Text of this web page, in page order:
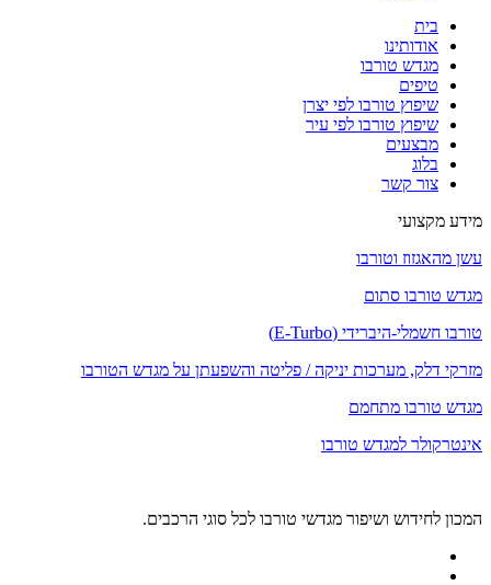
בית
אודותינו
מגדש טורבו
טיפים
שיפוץ טורבו לפי יצרן
שיפוץ טורבו לפי עיר
מבצעים
בלוג
צור קשר
מידע מקצועי
עשן מהאגזוז וטורבו
מגדש טורבו סתום
טורבו חשמלי-היברידי (E-Turbo)
מזרקי דלק, מערכות יניקה / פליטה והשפעתן על מגדש הטורבו
מגדש טורבו מתחמם
אינטרקולר למגדש טורבו
המכון לחידוש ושיפור מגדשי טורבו לכל סוגי הרכבים.